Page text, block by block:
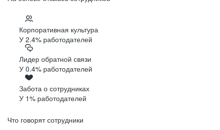
Корпоративная культура
У 2.4% работодателей
Лидер обратной связи
У 0.4% работодателей
Забота о сотрудниках
У 1% работодателей
Что говорят сотрудники